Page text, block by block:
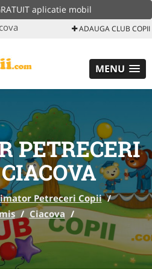
aplicatie mobil
ADAUGA CLUB COPII
MENU
PETRECERI
Petreceri Copii /
/ Ciacova /